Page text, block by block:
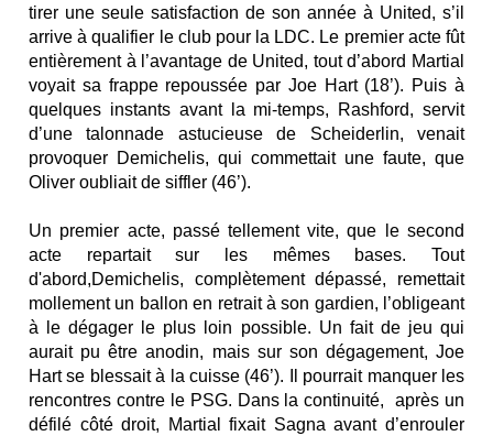
tirer une seule satisfaction de son année à United, s’il
arrive à qualifier le club pour la LDC. Le premier acte fût
entièrement à l’avantage de United, tout d’abord Martial
voyait sa frappe repoussée par Joe Hart (18’). Puis à
quelques instants avant la mi-temps, Rashford, servit
d’une talonnade astucieuse de Scheiderlin, venait
provoquer Demichelis, qui commettait une faute, que
Oliver oubliait de siffler (46’).
Un premier acte, passé tellement vite, que le second
acte repartait sur les mêmes bases. Tout
d'abord,Demichelis, complètement dépassé, remettait
mollement un ballon en retrait à son gardien, l’obligeant
à le dégager le plus loin possible. Un fait de jeu qui
aurait pu être anodin, mais sur son dégagement, Joe
Hart se blessait à la cuisse (46’). Il pourrait manquer les
rencontres contre le PSG. Dans la continuité, après un
défilé côté droit, Martial fixait Sagna avant d’enrouler